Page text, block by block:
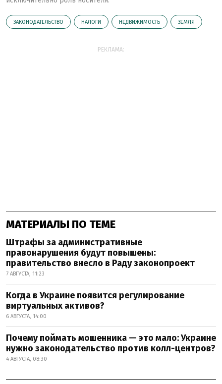
ЗАКОНОДАТЕЛЬСТВО НАЛОГИ НЕДВИЖИМОСТЬ ЗЕМЛЯ
РЕКЛАМА:
МАТЕРИАЛЫ ПО ТЕМЕ
Штрафы за административные
правонарушения будут повышены:
правительство внесло в Раду законопроект
7 АВГУСТА, 11:23
Когда в Украине появится регулирование
виртуальных активов?
6 АВГУСТА, 14:00
Почему поймать мошенника — это мало: Украине
нужно законодательство против колл-центров?
4 АВГУСТА, 08:30